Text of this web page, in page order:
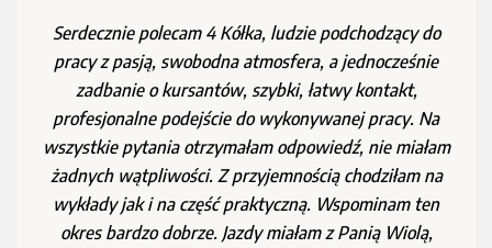
Szkoła jazdy na najwyższym poziomie, atmosfera jak
nigdzie indziej, podejście do nauki bardzo dobre,
przygotowanie do egzaminów również w jak najlepszym
porządku. Nawiązanie kontaktu bezproblemowe, na
odpowiedzi praktycznie nie trzeba czekać. Jako
instruktora serdecznie polecam panią Wiolę - osoba
ciepła, podchodząca do pracy bardzo rzetelnie, ale
jednocześnie bezstresowo. Nie wyobrażam sobie, ze